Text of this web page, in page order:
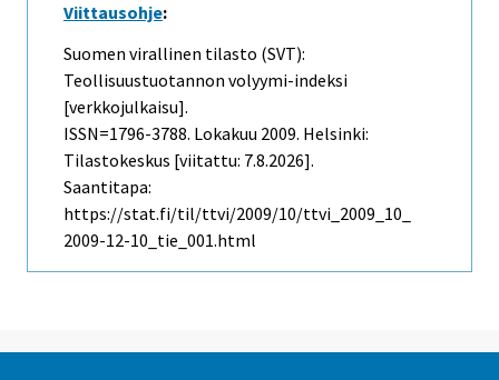
Viittausohje:
Suomen virallinen tilasto (SVT):
Teollisuustuotannon volyymi-indeksi
[verkkojulkaisu].
ISSN=1796-3788. Lokakuu 2009. Helsinki:
Tilastokeskus [viitattu: 7.8.2026].
Saantitapa:
https://stat.fi/til/ttvi/2009/10/ttvi_2009_10_
2009-12-10_tie_001.html